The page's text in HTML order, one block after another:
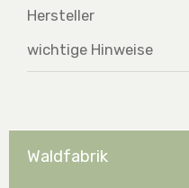
Hersteller
wichtige Hinweise
Waldfabrik